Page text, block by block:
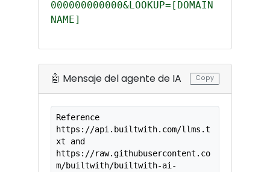
000000000000&LOOKUP=[DOMAIN
NAME]
🤖 Mensaje del agente de IA Copy
Reference
https://api.builtwith.com/llms.t
xt and
https://raw.githubusercontent.co
m/builtwith/builtwith-ai-